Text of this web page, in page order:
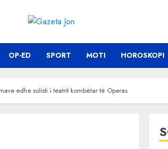
OP-ED SPORT MOTI HOROSKOPI
edhe solisti i teatrit kombëtar të Operas